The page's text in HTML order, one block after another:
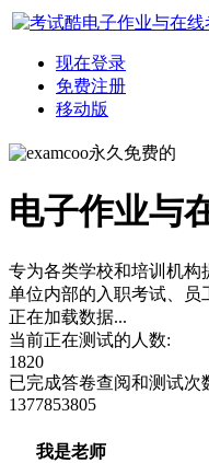
现在登录
免费注册
移动版
永久免费的
电子作业与
专为各类学校和培训机构
单位内部的入职考试、员
正在加载数据...
当前正在测试的人数:
1820
已完成答卷查阅和测试次
1377853805
我是老师